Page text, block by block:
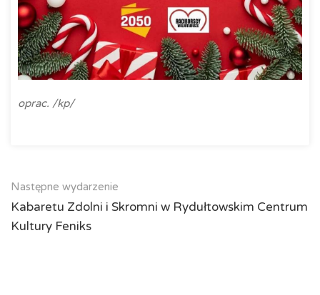
oprac. /kp/
Następne wydarzenie
Kabaretu Zdolni i Skromni w Rydułtowskim Centrum
Kultury Feniks